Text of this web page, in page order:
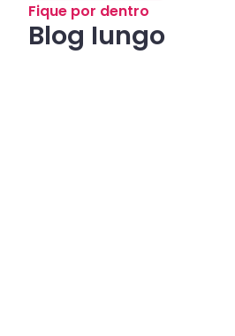
Fique por dentro
Blog Iungo